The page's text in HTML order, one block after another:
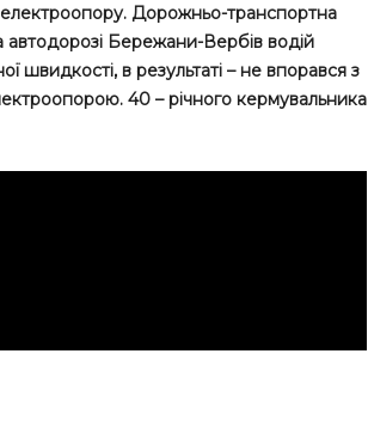
електроопору. Дорожньо-транспортна
автодорозі Бережани-Вербів водій
швидкості, в результаті – не впорався з
40 – річного кермувальника